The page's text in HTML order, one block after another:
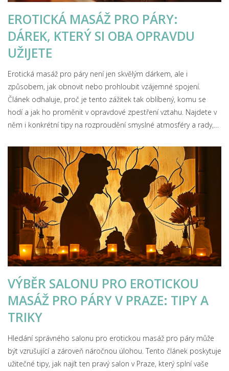
EROTICKÁ MASÁŽ PRO PÁRY:
DÁREK, KTERÝ SI OBA OPRAVDU
UŽIJETE
Erotická masáž pro páry není jen skvělým dárkem, ale i
způsobem, jak obnovit nebo prohloubit vzájemné spojení.
Článek odhaluje, proč je tento zážitek tak oblíbený, komu se
hodí a jak ho proměnit v opravdové zpestření vztahu. Najdete v
něm i konkrétní tipy na rozproudění smyslné atmosféry a rady,
Pomáhá čtenářům pochopit, co od masáže čekat, jak ji doma
zvládnout a proč ji někdy nechat na profesionály.
VÝBĚR SALONU PRO EROTICKOU
MASÁŽ PRO PÁRY V PRAZE: TIPY A
TRIKY
Hledání správného salonu pro erotickou masáž pro páry může
být vzrušující a zároveň náročnou úlohou. Tento článek poskytuje
užitečné tipy, jak najít ten pravý salon v Praze, který splní vaše